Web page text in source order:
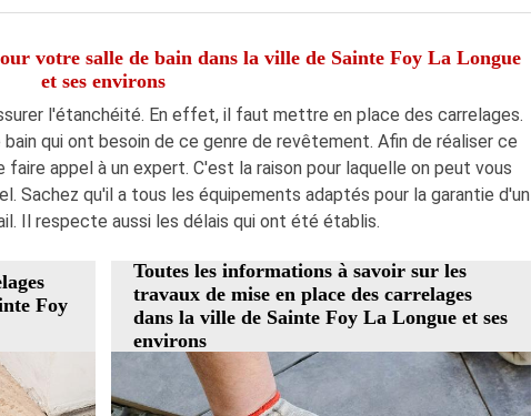
votre salle de bain dans la ville de Sainte Foy La Longue
et ses environs
l'étanchéité. En effet, il faut mettre en place des carrelages.
qui ont besoin de ce genre de revêtement. Afin de réaliser ce
appel à un expert. C'est la raison pour laquelle on peut vous
Sachez qu'il a tous les équipements adaptés pour la garantie d'un
Il respecte aussi les délais qui ont été établis.
Foy
Toutes les informations à savoir sur les
travaux de mise en place des carrelages
dans la ville de Sainte Foy La Longue et ses
environs